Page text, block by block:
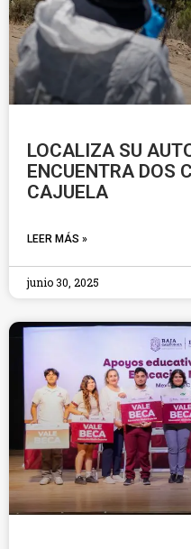
LOCALIZA SU
ENCUENTRA DOS
CAJUELA
LEER MÁS »
junio 30, 2025